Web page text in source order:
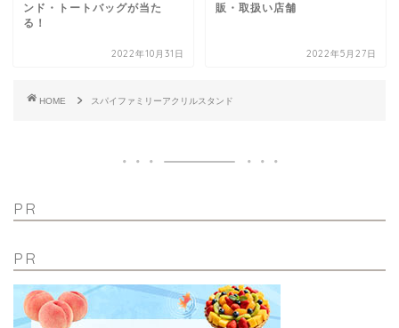
ンド・トートバッグが当た
る！
2022年10月31日
販・取扱い店舗
2022年5月27日
HOME スパイファミリーアクリルスタンド
PR
PR